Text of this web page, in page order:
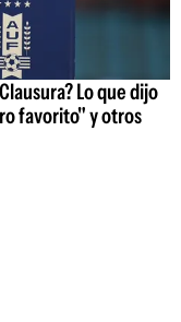
Lo que dijo
favorito" y otros